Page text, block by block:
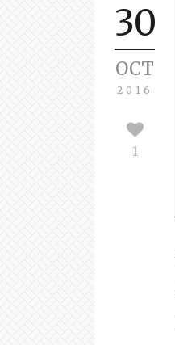
30
OCT
2016
1